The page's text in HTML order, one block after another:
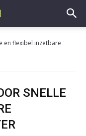
en flexibel inzetbare
SNELLE